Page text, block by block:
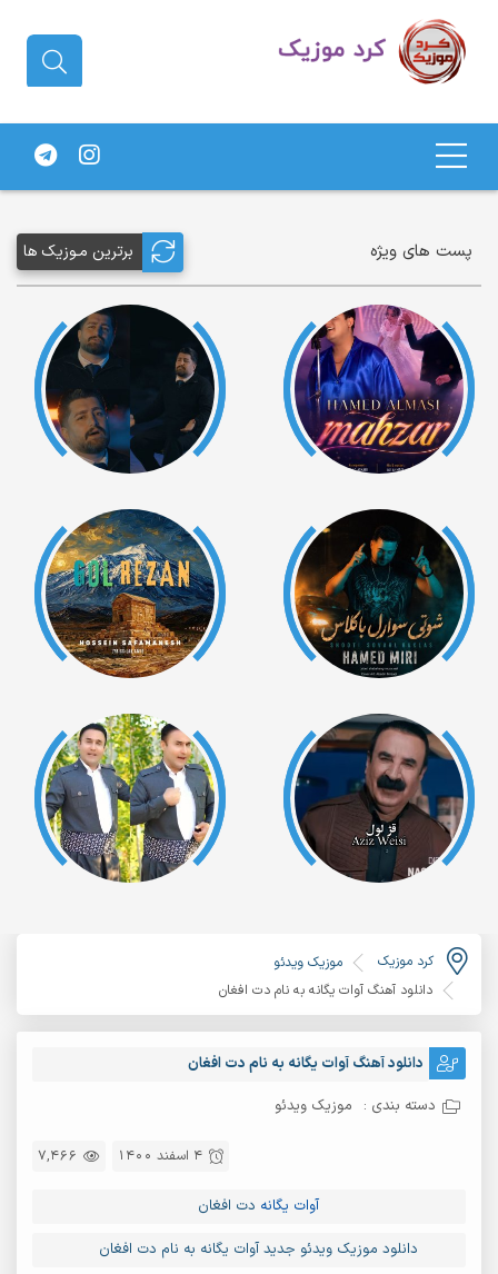
های کردی
پست های ویژه برترین مـوزیک ها
کرد موزیک
موزیک ویدئو
دانلود آهنگ آوات یگانه به نام دت افغان
دانلود آهنگ آوات یگانه به نام دت افغان
دسته بندی : موزیک ویدئو
7,466 4 اسفند 1400
آوات یگانه دت افغان
دانلود موزیک ویدئو جدید آوات یگانه به نام دت افغان